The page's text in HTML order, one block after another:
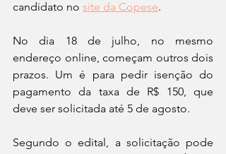
candidato no site da Copese.
No dia 18 de julho, no mesmo
endereço online, começam outros dois
prazos. Um é para pedir isenção do
pagamento da taxa de R$ 150, que
deve ser solicitada até 5 de agosto.
Segundo o edital, a solicitação pode